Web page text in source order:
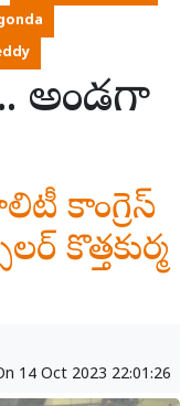
అండగా
కాంగ్రెస్
కొత్తకుర్మ
14 Oct 2023 22:01:26